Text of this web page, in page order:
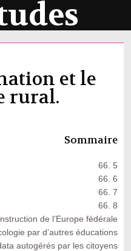
et le
rural.
Sommaire
66. 5
66. 6
66. 7
66. 8
de l’Europe fédérale
par d’autres éducations
autogérés par les citoyens